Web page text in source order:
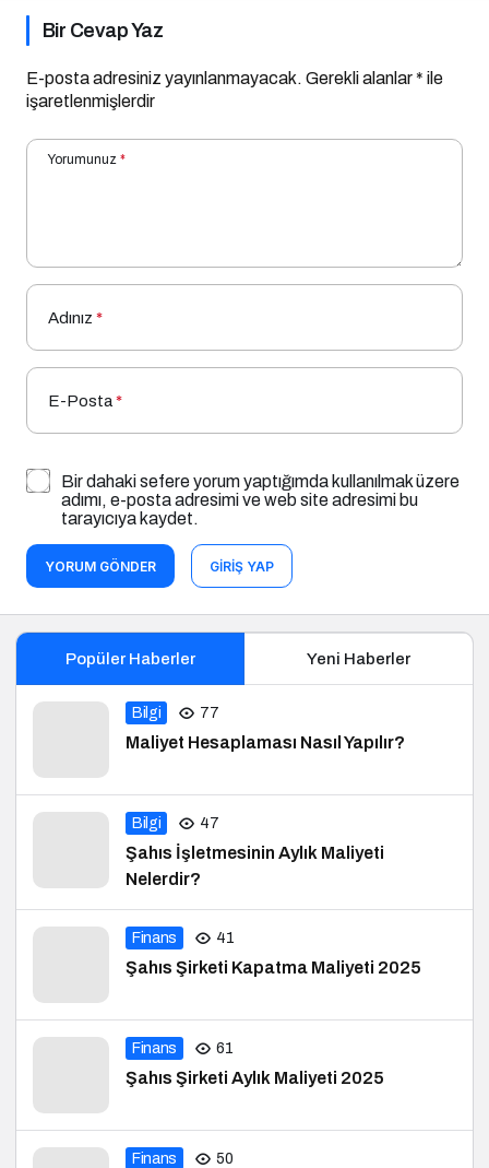
Bir Cevap Yaz
E-posta adresiniz yayınlanmayacak. Gerekli alanlar* ile
işaretlenmişlerdir
Yorumunuz *
Adınız *
E-Posta*
Bir dahaki sefere yorum yaptığımda kullanılmak üzere
adımı, e-posta adresimi ve web site adresimi bu
tarayıcıya kaydet.
YORUM GÖNDER GIRIŞ YAP
Popüler Haberler Yeni Haberler
Bilgi 77
Maliyet Hesaplaması Nasıl Yapılır?
Bilgi 47
Şahıs İşletmesinin Aylık Maliyeti
Nelerdir?
Finans 41
Şahıs Şirketi Kapatma Maliyeti 2025
Finans 61
Şahıs Şirketi Aylık Maliyeti 2025
Finans 50